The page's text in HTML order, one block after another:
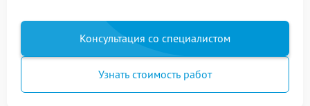
Консультация со специалистом
Узнать стоимость работ